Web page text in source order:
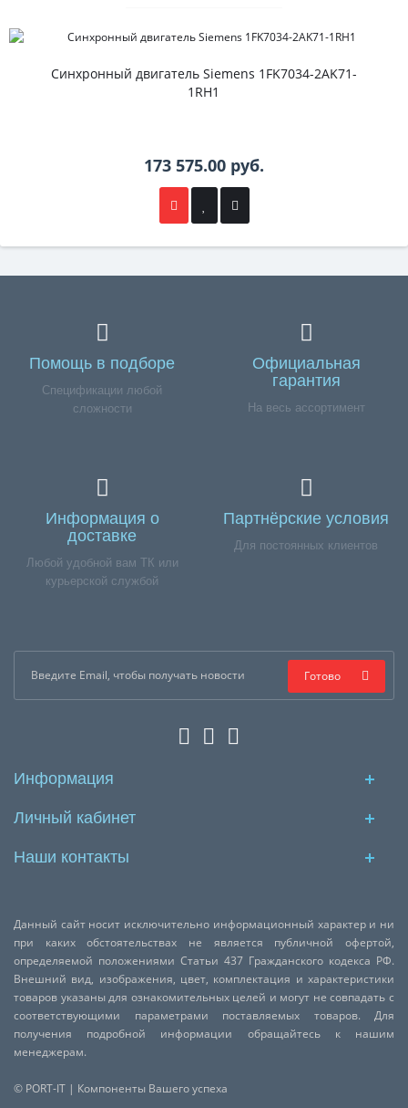
Синхронный двигатель Siemens 1FK7034-2AK71-
1RH1
173 575.00 руб.
Помощь в подборе
Спецификации любой
сложности
Официальная
гарантия
На весь ассортимент
Информация о
доставке
Любой удобной вам ТК или
курьерской службой
Партнёрские условия
Для постоянных клиентов
Готово
Информация
Личный кабинет
Наши контакты
Данный сайт носит исключительно информационный характер и ни
при каких обстоятельствах не является публичной офертой,
определяемой положениями Статьи 437 Гражданского кодекса РФ.
Внешний вид, изображения, цвет, комплектация и характеристики
товаров указаны для ознакомительных целей и могут не совпадать с
соответствующими параметрами поставляемых товаров. Для
получения подробной информации обращайтесь к нашим
менеджерам.
© PORT-IT | Компоненты Вашего успеха